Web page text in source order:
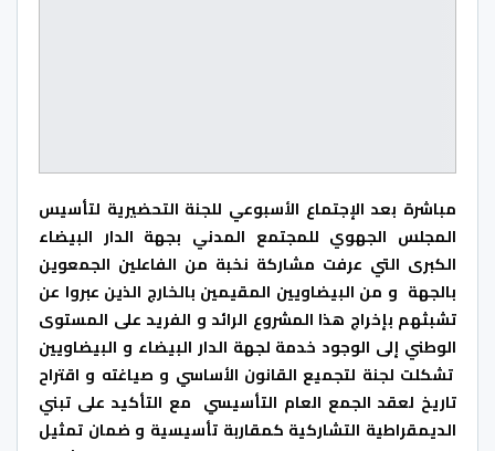
مباشرة بعد الإجتماع الأسبوعي للجنة التحضيرية لتأسيس
المجلس الجهوي للمجتمع المدني بجهة الدار البيضاء
الكبرى التي عرفت مشاركة نخبة من الفاعلين الجمعوين
بالجهة و من البيضاويين المقيمين بالخارج الذين عبروا عن
تشبثهم بإخراج هذا المشروع الرائد و الفريد على المستوى
الوطني إلى الوجود خدمة لجهة الدار البيضاء و البيضاويين
تشكلت لجنة لتجميع القانون الأساسي و صياغته و اقتراح
تاريخ لعقد الجمع العام التأسيسي مع التأكيد على تبني
الديمقراطية التشاركية كمقاربة تأسيسية و ضمان تمثيل